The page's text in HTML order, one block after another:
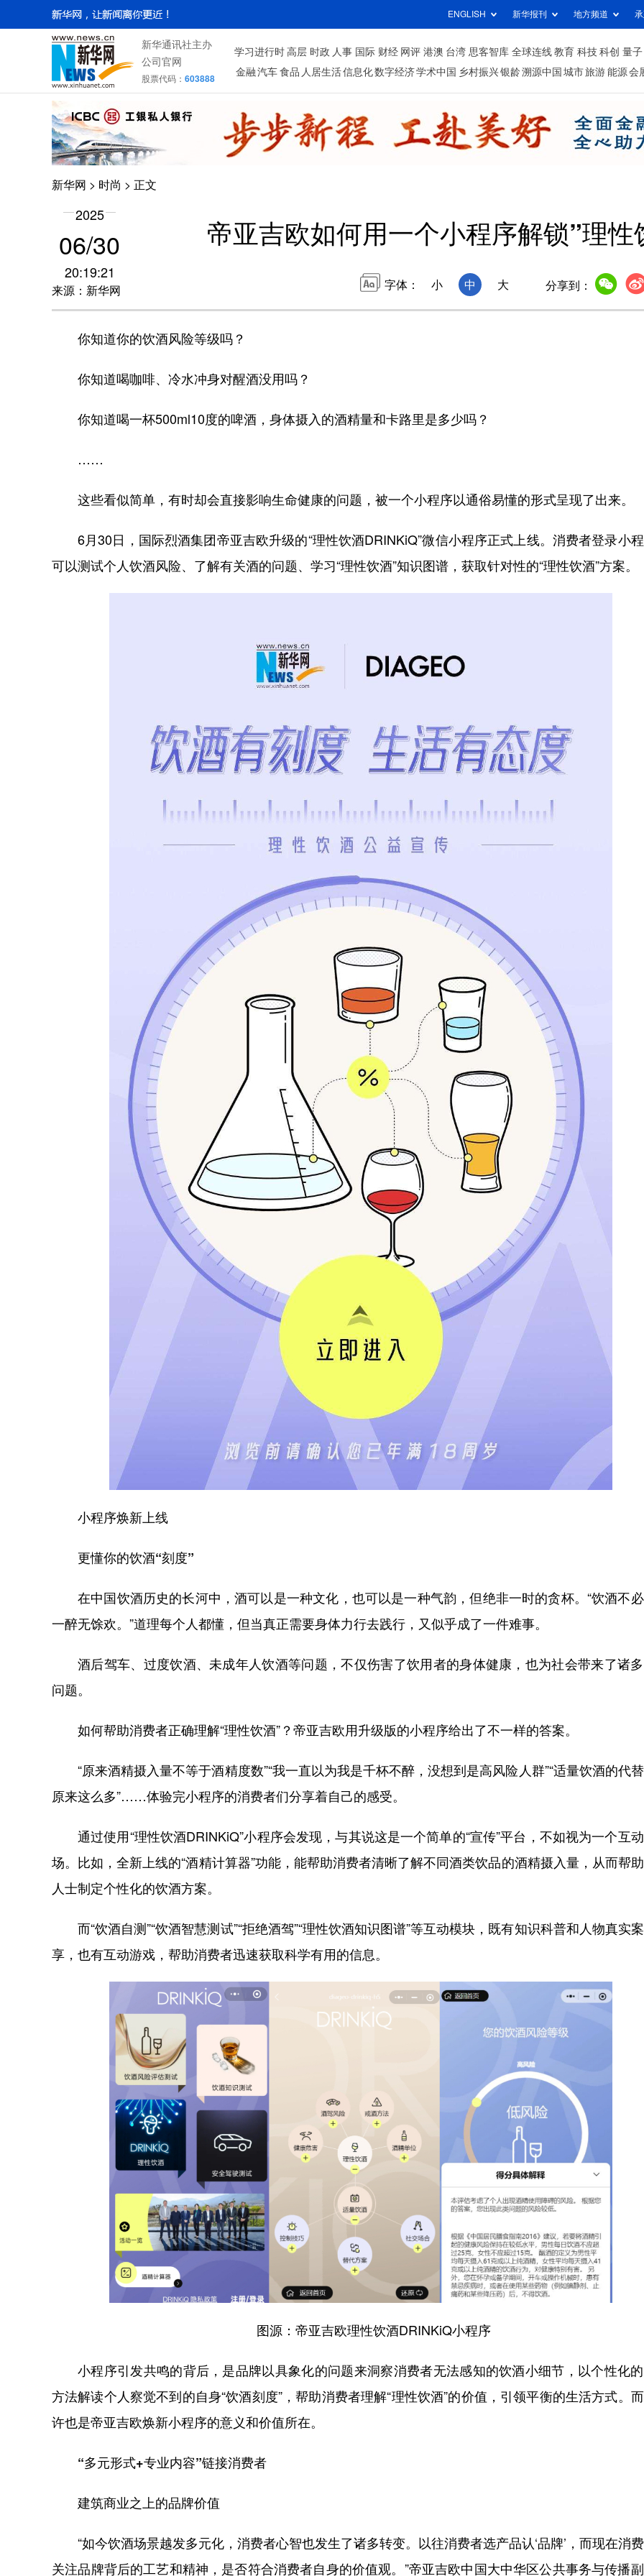
ENGLISH 新华报刊 地方频道
新华通讯社主办
公司官网
股票代码： 603888
学习进行时 高层 时政 人事 国际 财经 网评 港澳 台湾 思客智库 全球连线 教育 科技 科创 量子
金融 汽车 食品 人居生活信息化数字经济学术中国 乡村振兴银龄溯源中国 城市旅游 能源 会
新华网 > 时尚 > 正文
2025
06/30
20:19:21
来源：新华网
帝亚吉欧如何用一个小程序解锁”理性
字体： 小 中 大 分享到：
你知道你的饮酒风险等级吗？
你知道喝咖啡、冷水冲身对醒酒没用吗？
你知道喝一杯500ml10度的啤酒，身体摄入的酒精量和卡路里是多少吗？
这些看似简单，有时却会直接影响生命健康的问题，被一个小程序以通俗易懂的形式呈现了出来。
6月30日，国际烈酒集团帝亚吉欧升级的“理性饮酒DRINKiQ”微信小程序正式上线。消费者登录小
可以测试个人饮酒风险、了解有关酒的问题、学习“理性饮酒”知识图谱，获取针对性的“理性饮酒”方案。
小程序焕新上线
更懂你的饮酒“刻度”
在中国饮酒历史的长河中，酒可以是一种文化，也可以是一种气韵，但绝非一时的贪杯。“饮酒不
一醉无馀欢。”道理每个人都懂，但当真正需要身体力行去践行，又似乎成了一件难事。
酒后驾车、过度饮酒、未成年人饮酒等问题，不仅伤害了饮用者的身体健康，也为社会带来了诸
问题。
如何帮助消费者正确理解“理性饮酒”？帝亚吉欧用升级版的小程序给出了不一样的答案。
“原来酒精摄入量不等于酒精度数”“我一直以为我是千杯不醉，没想到是高风险人群”“适量饮酒的代
原来这么多”……体验完小程序的消费者们分享着自己的感受。
通过使用“理性饮酒DRINKiQ”小程序会发现，与其说这是一个简单的“宣传”平台，不如视为一个互
场。比如，全新上线的“酒精计算器”功能，能帮助消费者清晰了解不同酒类饮品的酒精摄入量，从而帮
人士制定个性化的饮酒方案。
而“饮酒自测”“饮酒智慧测试”“拒绝酒驾”“理性饮酒知识图谱”等互动模块，既有知识科普和人物真实
享，也有互动游戏，帮助消费者迅速获取科学有用的信息。
图源：帝亚吉欧理性饮酒DRINKiQ小程序
小程序引发共鸣的背后，是品牌以具象化的问题来洞察消费者无法感知的饮酒小细节，以个性化
方法解读个人察觉不到的自身“饮酒刻度”，帮助消费者理解“理性饮酒”的价值，引领平衡的生活方式。
许也是帝亚吉欧焕新小程序的意义和价值所在。
“多元形式+专业内容”链接消费者
建筑商业之上的品牌价值
“如今饮酒场景越发多元化，消费者心智也发生了诸多转变。以往消费者选产品认‘品牌’，而现在消
关注品牌背后的工艺和精神，是否符合消费者自身的价值观。”帝亚吉欧中国大中华区公共事务与传播